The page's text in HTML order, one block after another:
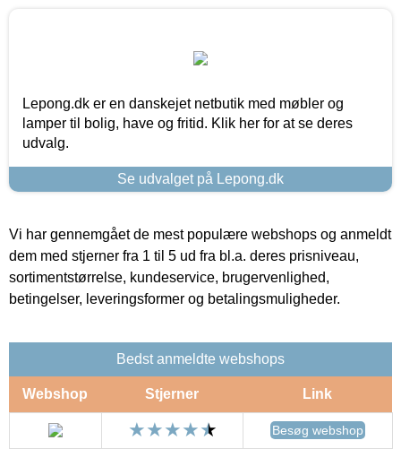
Lepong.dk er en danskejet netbutik med møbler og
lamper til bolig, have og fritid. Klik her for at se deres
udvalg.
Se udvalget på Lepong.dk
Vi har gennemgået de mest populære webshops og anmeldt
dem med stjerner fra 1 til 5 ud fra bl.a. deres prisniveau,
sortimentstørrelse, kundeservice, brugervenlighed,
betingelser, leveringsformer og betalingsmuligheder.
Bedst anmeldte webshops
Webshop Stjerner Link
Besøg webshop